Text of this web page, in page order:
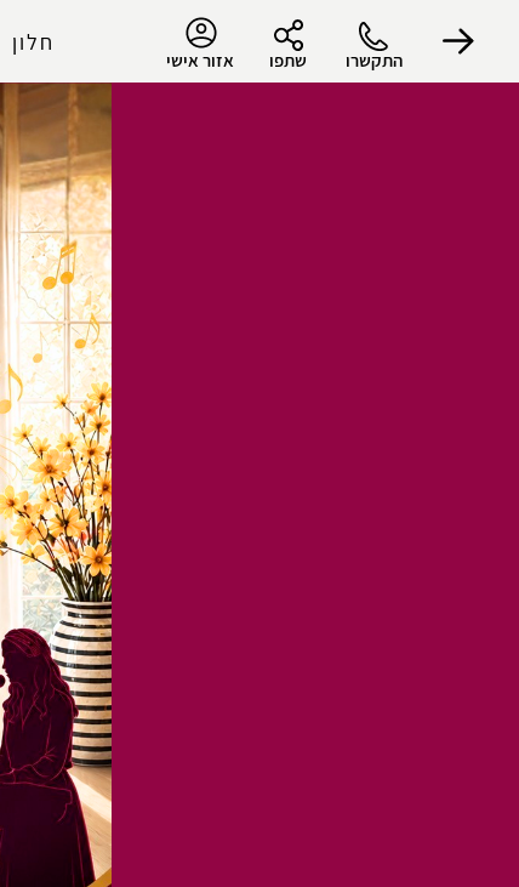
התקשרו שתפו אזור אישי
חלון